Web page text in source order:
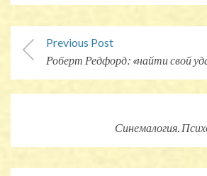
Navigation
Previous Post
Previous
post:
Роберт Редфорд: «найти свой
Next
post:
Синемалогия.